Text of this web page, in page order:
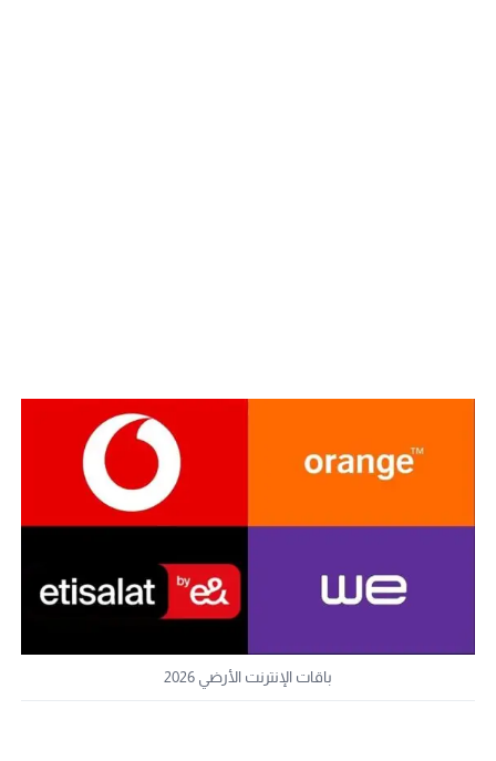
باقات الإنترنت الأرضي 2026